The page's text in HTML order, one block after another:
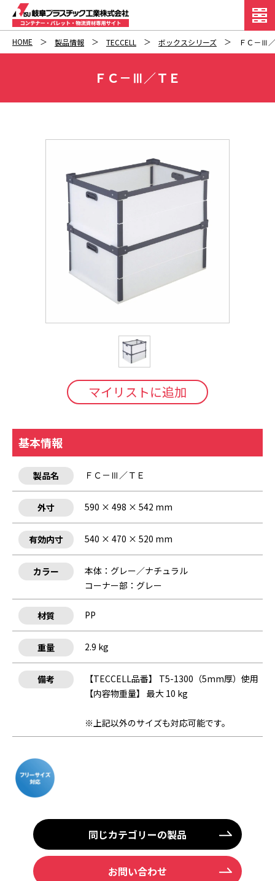
HOME 製品情報 TECCELL ボックスシリーズ ＦＣ－Ⅲ
ＦＣ－Ⅲ／ＴＥ
マイリストに追加
基本情報
製品名 ＦＣ－Ⅲ／ＴＥ
外寸 590 × 498 × 542 mm
有効内寸 540 × 470 × 520 mm
カラー
本体：グレー／ナチュラル
コーナー部：グレー
材質 PP
重量 2.9 kg
備考
【TECCELL品番】 T5-1300（5mm厚）使用
【内容物重量】 最大 10 kg
※上記以外のサイズも対応可能です。
同じカテゴリーの製品
お問い合わせ